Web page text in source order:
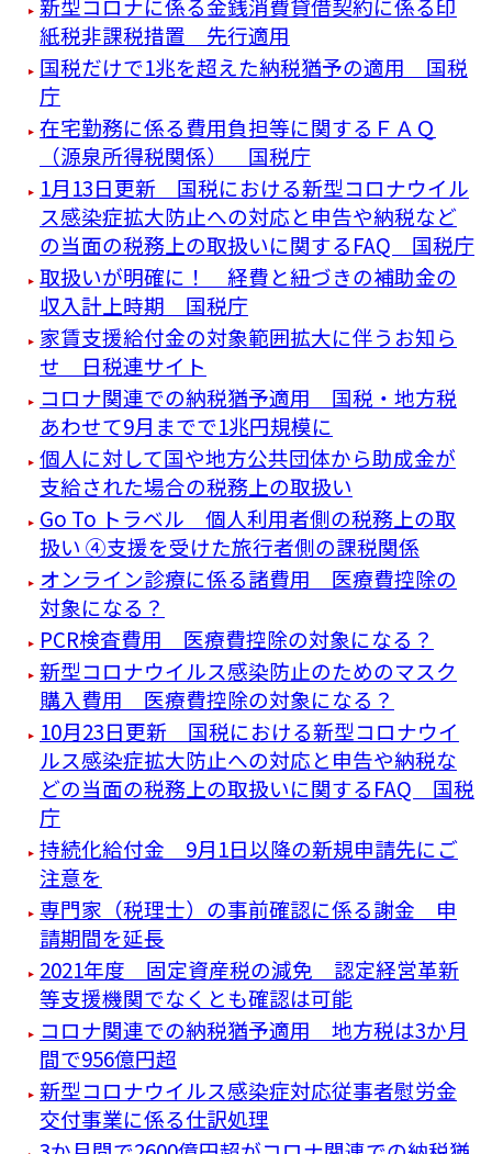
新型コロナに係る金銭消費貸借契約に係る印
紙税非課税措置 先行適用
国税だけで1兆を超えた納税猶予の適用 国税
庁
在宅勤務に係る費用負担等に関するＦＡＱ
（源泉所得税関係） 国税庁
1月13日更新 国税における新型コロナウイル
ス感染症拡大防止への対応と申告や納税など
の当面の税務上の取扱いに関するFAQ 国税庁
取扱いが明確に！ 経費と紐づきの補助金の
収入計上時期 国税庁
家賃支援給付金の対象範囲拡大に伴うお知ら
せ 日税連サイト
コロナ関連での納税猶予適用 国税・地方税
あわせて9月までで1兆円規模に
個人に対して国や地方公共団体から助成金が
支給された場合の税務上の取扱い
Go To トラベル 個人利用者側の税務上の取
扱い ④支援を受けた旅行者側の課税関係
オンライン診療に係る諸費用 医療費控除の
対象になる？
PCR検査費用 医療費控除の対象になる？
新型コロナウイルス感染防止のためのマスク
購入費用 医療費控除の対象になる？
10月23日更新 国税における新型コロナウイ
ルス感染症拡大防止への対応と申告や納税な
どの当面の税務上の取扱いに関するFAQ 国税
庁
持続化給付金 9月1日以降の新規申請先にご
注意を
専門家（税理士）の事前確認に係る謝金 申
請期間を延長
2021年度 固定資産税の減免 認定経営革新
等支援機関でなくとも確認は可能
コロナ関連での納税猶予適用 地方税は3か月
間で956億円超
新型コロナウイルス感染症対応従事者慰労金
交付事業に係る仕訳処理